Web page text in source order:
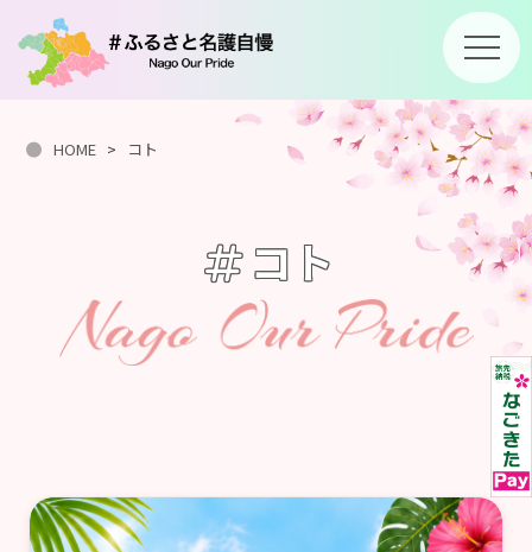
Menu
HOME > コト
コト